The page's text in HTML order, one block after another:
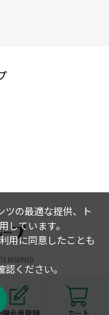
RESERVED.
ツの最適な提供、ト
ています。
用に同意したことも
認ください。